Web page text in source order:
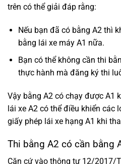
trên có thể giải đáp rằng:
Nếu bạn đã có bằng A2 thì
bằng lái xe máy A1 nữa.
Bạn có thể không cần thi
thực hành mà đăng ký thi
Vậy bằng A2 có chạy được A1
lái xe A2 có thể điều khiển các
giấy phép lái xe hạng A1 khi
Thi bằng A2 có cần bằng
Căn cứ vào thông tư 12/2017/